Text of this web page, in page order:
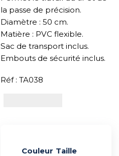
la passe de précision.
Diamètre : 50 cm.
Matière : PVC flexible.
Sac de transport inclus.
Embouts de sécurité inclus.
Réf : TA038
Couleur Taille
Alternative: